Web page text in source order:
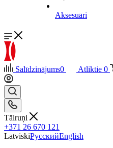
Aksesuāri
Salīdzinājums0 Atliktie 0
Tālruņi
+371 26 670 121
LatviskiРусскийEnglish